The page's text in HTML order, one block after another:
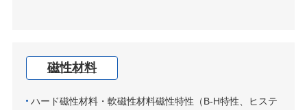
磁性材料
ハード磁性材料・軟磁性材料磁性特性（B-H特性、ヒステ